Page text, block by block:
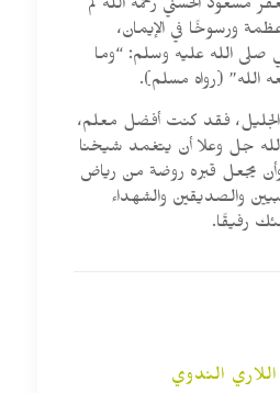
مسعود الحسني رحمه الله لم
ورسوخًا في الإيمان،
صلى الله عليه وسلم: “وما
الله” (رواه مسلم).
فقد كنت أفضل معلم،
جل وعلا أن يتغمد شيخنا
وأن يجعل قبره روضة من رياض
والصديقين والشهداء
رفيقًا.
الندوي